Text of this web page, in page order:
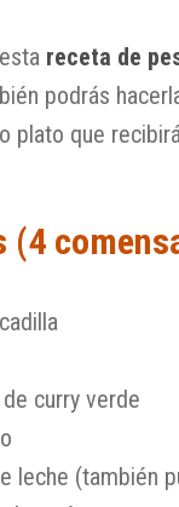
receta de
podrás
plato que
(4
curry verde
leche (también